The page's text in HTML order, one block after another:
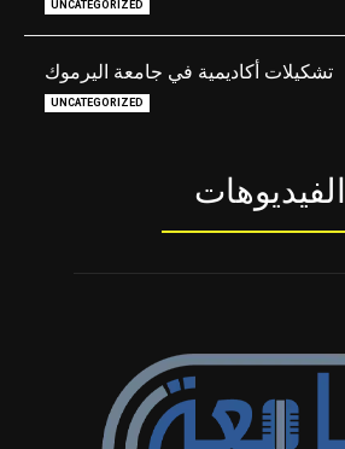
UNCATEGORIZED
تشكيلات أكاديمية في جامعة اليرموك
UNCATEGORIZED
الفيديوهات